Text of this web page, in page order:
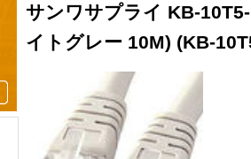
サンワサプライ KB-
イトグレー 10M) (KB-